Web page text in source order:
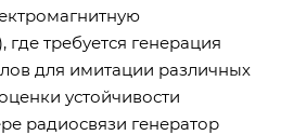
требуется генерация
для имитации различных
устойчивости
радиосвязи генератор